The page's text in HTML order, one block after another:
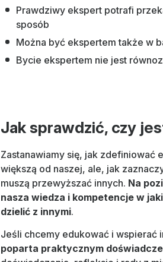
Prawdziwy ekspert potrafi
sposób
Można być ekspertem także w
Bycie ekspertem nie jest
Jak sprawdzić, czy
Zastanawiamy się, jak zdefiniować
większą od naszej, ale, jak
muszą przewyższać innych. Na
nasza wiedza i kompetencje w
dzielić z innymi.
Jeśli chcemy edukować i wspierać
poparta praktycznym